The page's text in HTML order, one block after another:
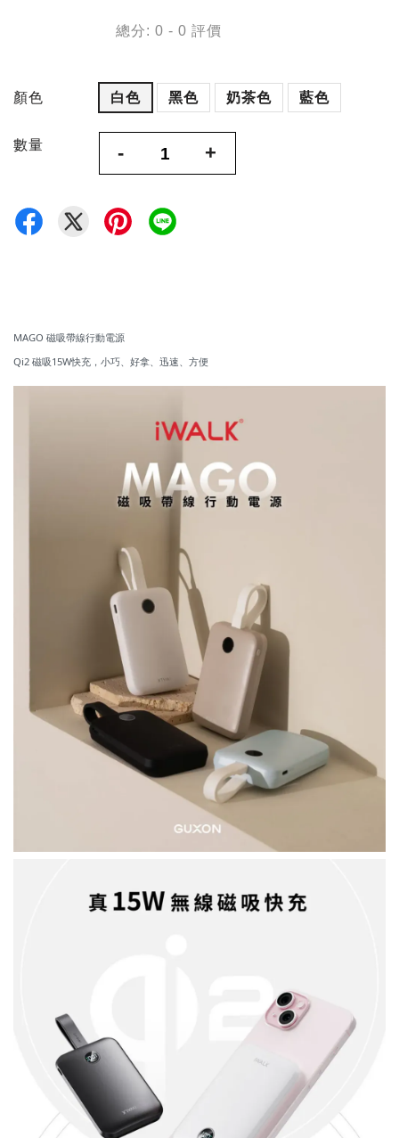
總分: 0 - 0 評價
顏色 白色 黑色 奶茶色 藍色
數量 - +
MAGO 磁吸帶線行動電源
Qi2 磁吸15W快充，小巧、好拿、迅速、方便